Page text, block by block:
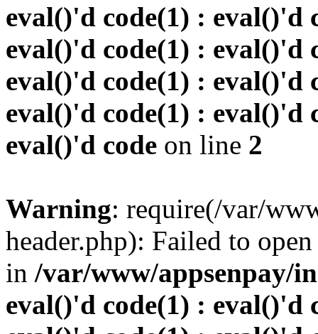
eval()'d code(1) : eval()'d
eval()'d code(1) : eval()'d
eval()'d code(1) : eval()'d
eval()'d code(1) : eval()'d
eval()'d code on line 2
Warning: require(/var/
header.php): Failed to
in /var/www/appsenpay/
eval()'d code(1) : eval()'d